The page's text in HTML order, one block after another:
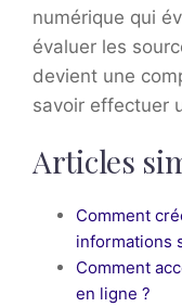
numérique qui
évaluer les
devient une
savoir effectuer
Articles
Comment
informations
Comment
en ligne ?